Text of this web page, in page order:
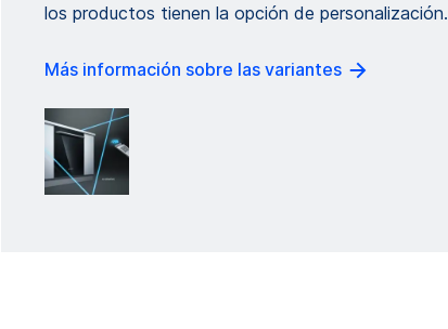
los productos tienen la opción de personalización.
Más información sobre las variantes